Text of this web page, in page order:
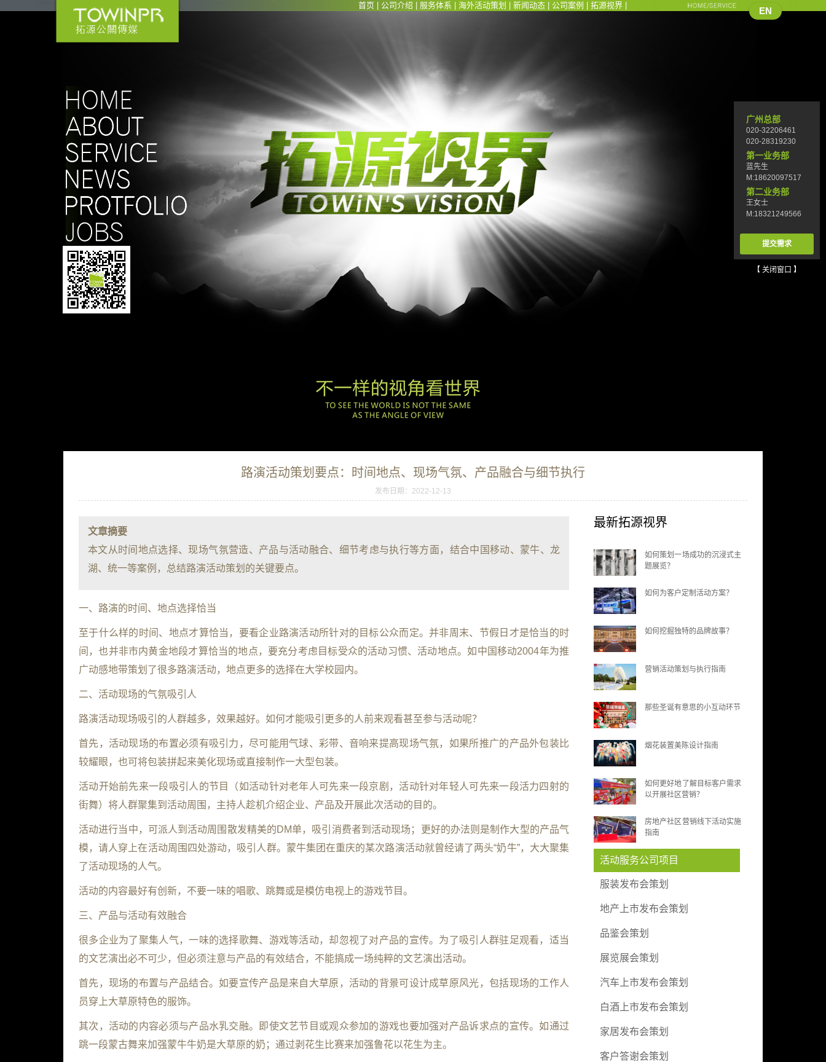
首页 公司介绍 服务体系 海外活动策划 新闻动态 公司案例 拓源视界
EN
路演活动策划要点：时间地点、现场气氛、产品融合与细节执行
发布日期：2022-12-13
文章摘要
本文从时间地点选择、现场气氛营造、产品与活动融合、细节考虑与执行等方面，结合中国移动、蒙牛、龙
湖、统一等案例，总结路演活动策划的关键要点。
一、路演的时间、地点选择恰当
至于什么样的时间、地点才算恰当，要看企业路演活动所针对的目标公众而定。并非周末、节假日才是恰当的时
间，也并非市内黄金地段才算恰当的地点，要充分考虑目标受众的活动习惯、活动地点。如中国移动2004年为推
广动感地带策划了很多路演活动，地点更多的选择在大学校园内。
二、活动现场的气氛吸引人
路演活动现场吸引的人群越多，效果越好。如何才能吸引更多的人前来观看甚至参与活动呢？
首先，活动现场的布置必须有吸引力，尽可能用气球、彩带、音响来提高现场气氛，如果所推广的产品外包装比
较耀眼，也可将包装拼起来美化现场或直接制作一大型包装。
活动开始前先来一段吸引人的节目（如活动针对老年人可先来一段京剧，活动针对年轻人可先来一段活力四射的
街舞）将人群聚集到活动周围，主持人趁机介绍企业、产品及开展此次活动的目的。
活动进行当中，可派人到活动周围散发精美的DM单，吸引消费者到活动现场；更好的办法则是制作大型的产品气
模，请人穿上在活动周围四处游动，吸引人群。蒙牛集团在重庆的某次路演活动就曾经请了两头“奶牛”，大大聚集
了活动现场的人气。
活动的内容最好有创新，不要一味的唱歌、跳舞或是模仿电视上的游戏节目。
三、产品与活动有效融合
很多企业为了聚集人气，一味的选择歌舞、游戏等活动，却忽视了对产品的宣传。为了吸引人群驻足观看，适当
的文艺演出必不可少，但必须注意与产品的有效结合，不能搞成一场纯粹的文艺演出活动。
首先，现场的布置与产品结合。如要宣传产品是来自大草原，活动的背景可设计成草原风光，包括现场的工作人
员穿上大草原特色的服饰。
其次，活动的内容必须与产品水乳交融。即使文艺节目或观众参加的游戏也要加强对产品诉求点的宣传。如通过
跳一段蒙古舞来加强蒙牛牛奶是大草原的奶；通过剥花生比赛来加强鲁花以花生为主。
最新拓源视界
如何策划一场成功的沉浸式主
题展览？
如何为客户定制活动方案？
如何挖掘独特的品牌故事？
营销活动策划与执行指南
那些圣诞有意思的小互动环节
烟花装置美陈设计指南
如何更好地了解目标客户需求
以开展社区营销？
房地产社区营销线下活动实施
指南
活动服务公司项目
服装发布会策划
地产上市发布会策划
品鉴会策划
展览展会策划
汽车上市发布会策划
白酒上市发布会策划
家居发布会策划
客户答谢会策划
广州总部
020-32206461
020-28319230
第一业务部
蓝先生
M:18620097517
第二业务部
王女士
M:18321249566
提交需求
【 关闭窗口 】